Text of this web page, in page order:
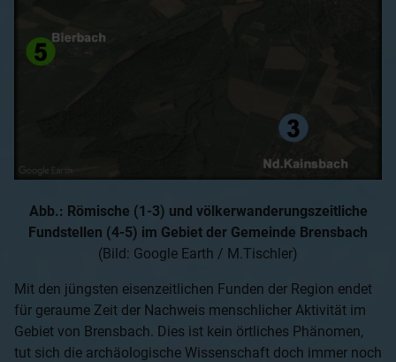
Abb.: Römische (1-3) und völkerwanderungszeitliche
Fundstellen (4-5) im Gebiet der Gemeinde Brensbach
(Bild: Google Earth / M.Tischler)
Mit den jüngsten eisenzeitlichen Funden der Region endet
für geraume Zeit der Nachweis menschlicher Aktivität im
Gebiet von Brensbach. Dies ist kein örtliches Phänomen,
tut sich die archäologische Wissenschaft doch immer noch